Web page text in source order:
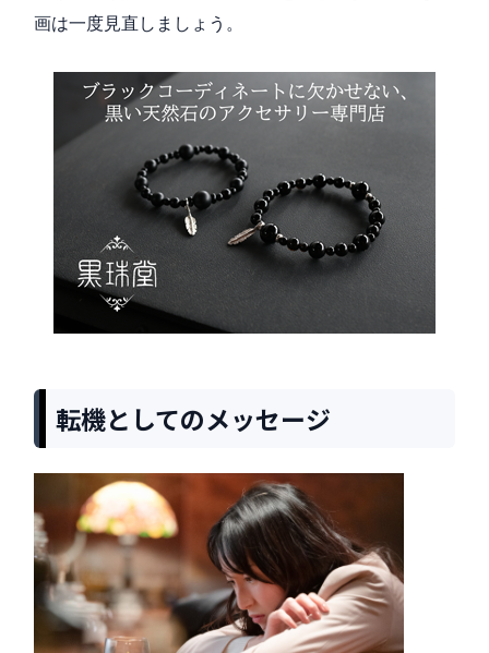
画は一度見直しましょう。
転機としてのメッセージ